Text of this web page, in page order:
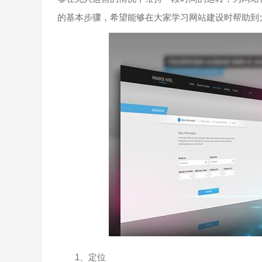
的基本步骤，希望能够在大家学习网站建设时帮助到
1、定位